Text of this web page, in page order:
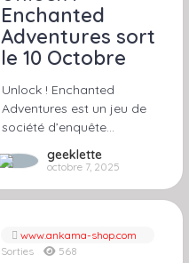
Enchanted
Adventures sort
le 10 Octobre
Unlock ! Enchanted
Adventures est un jeu de
société d’enquête…
geeklette
octobre 7, 2025
www.ankama-shop.com
Sorties
568